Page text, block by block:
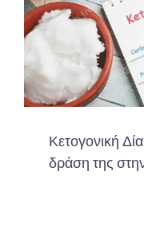
Κετογονική
δράση της